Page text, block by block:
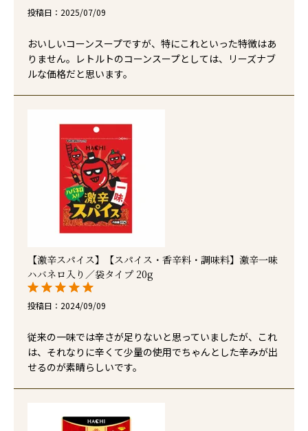
投稿日 2025/07/09
おいしいコーンスープですが、特にこれといった特徴はあ
りません。レトルトのコーンスープとしては、リーズナブ
ルな価格だと思います。
【激辛スパイス】【スパイス・香辛料・調味料】激辛一味
ハバネロ入り／袋タイプ 20g
投稿日 2024/09/09
従来の一味では辛さが足りないと思っていましたが、これ
は、それなりに辛くて少量の使用でちゃんとした辛みが出
せるのが素晴らしいです。